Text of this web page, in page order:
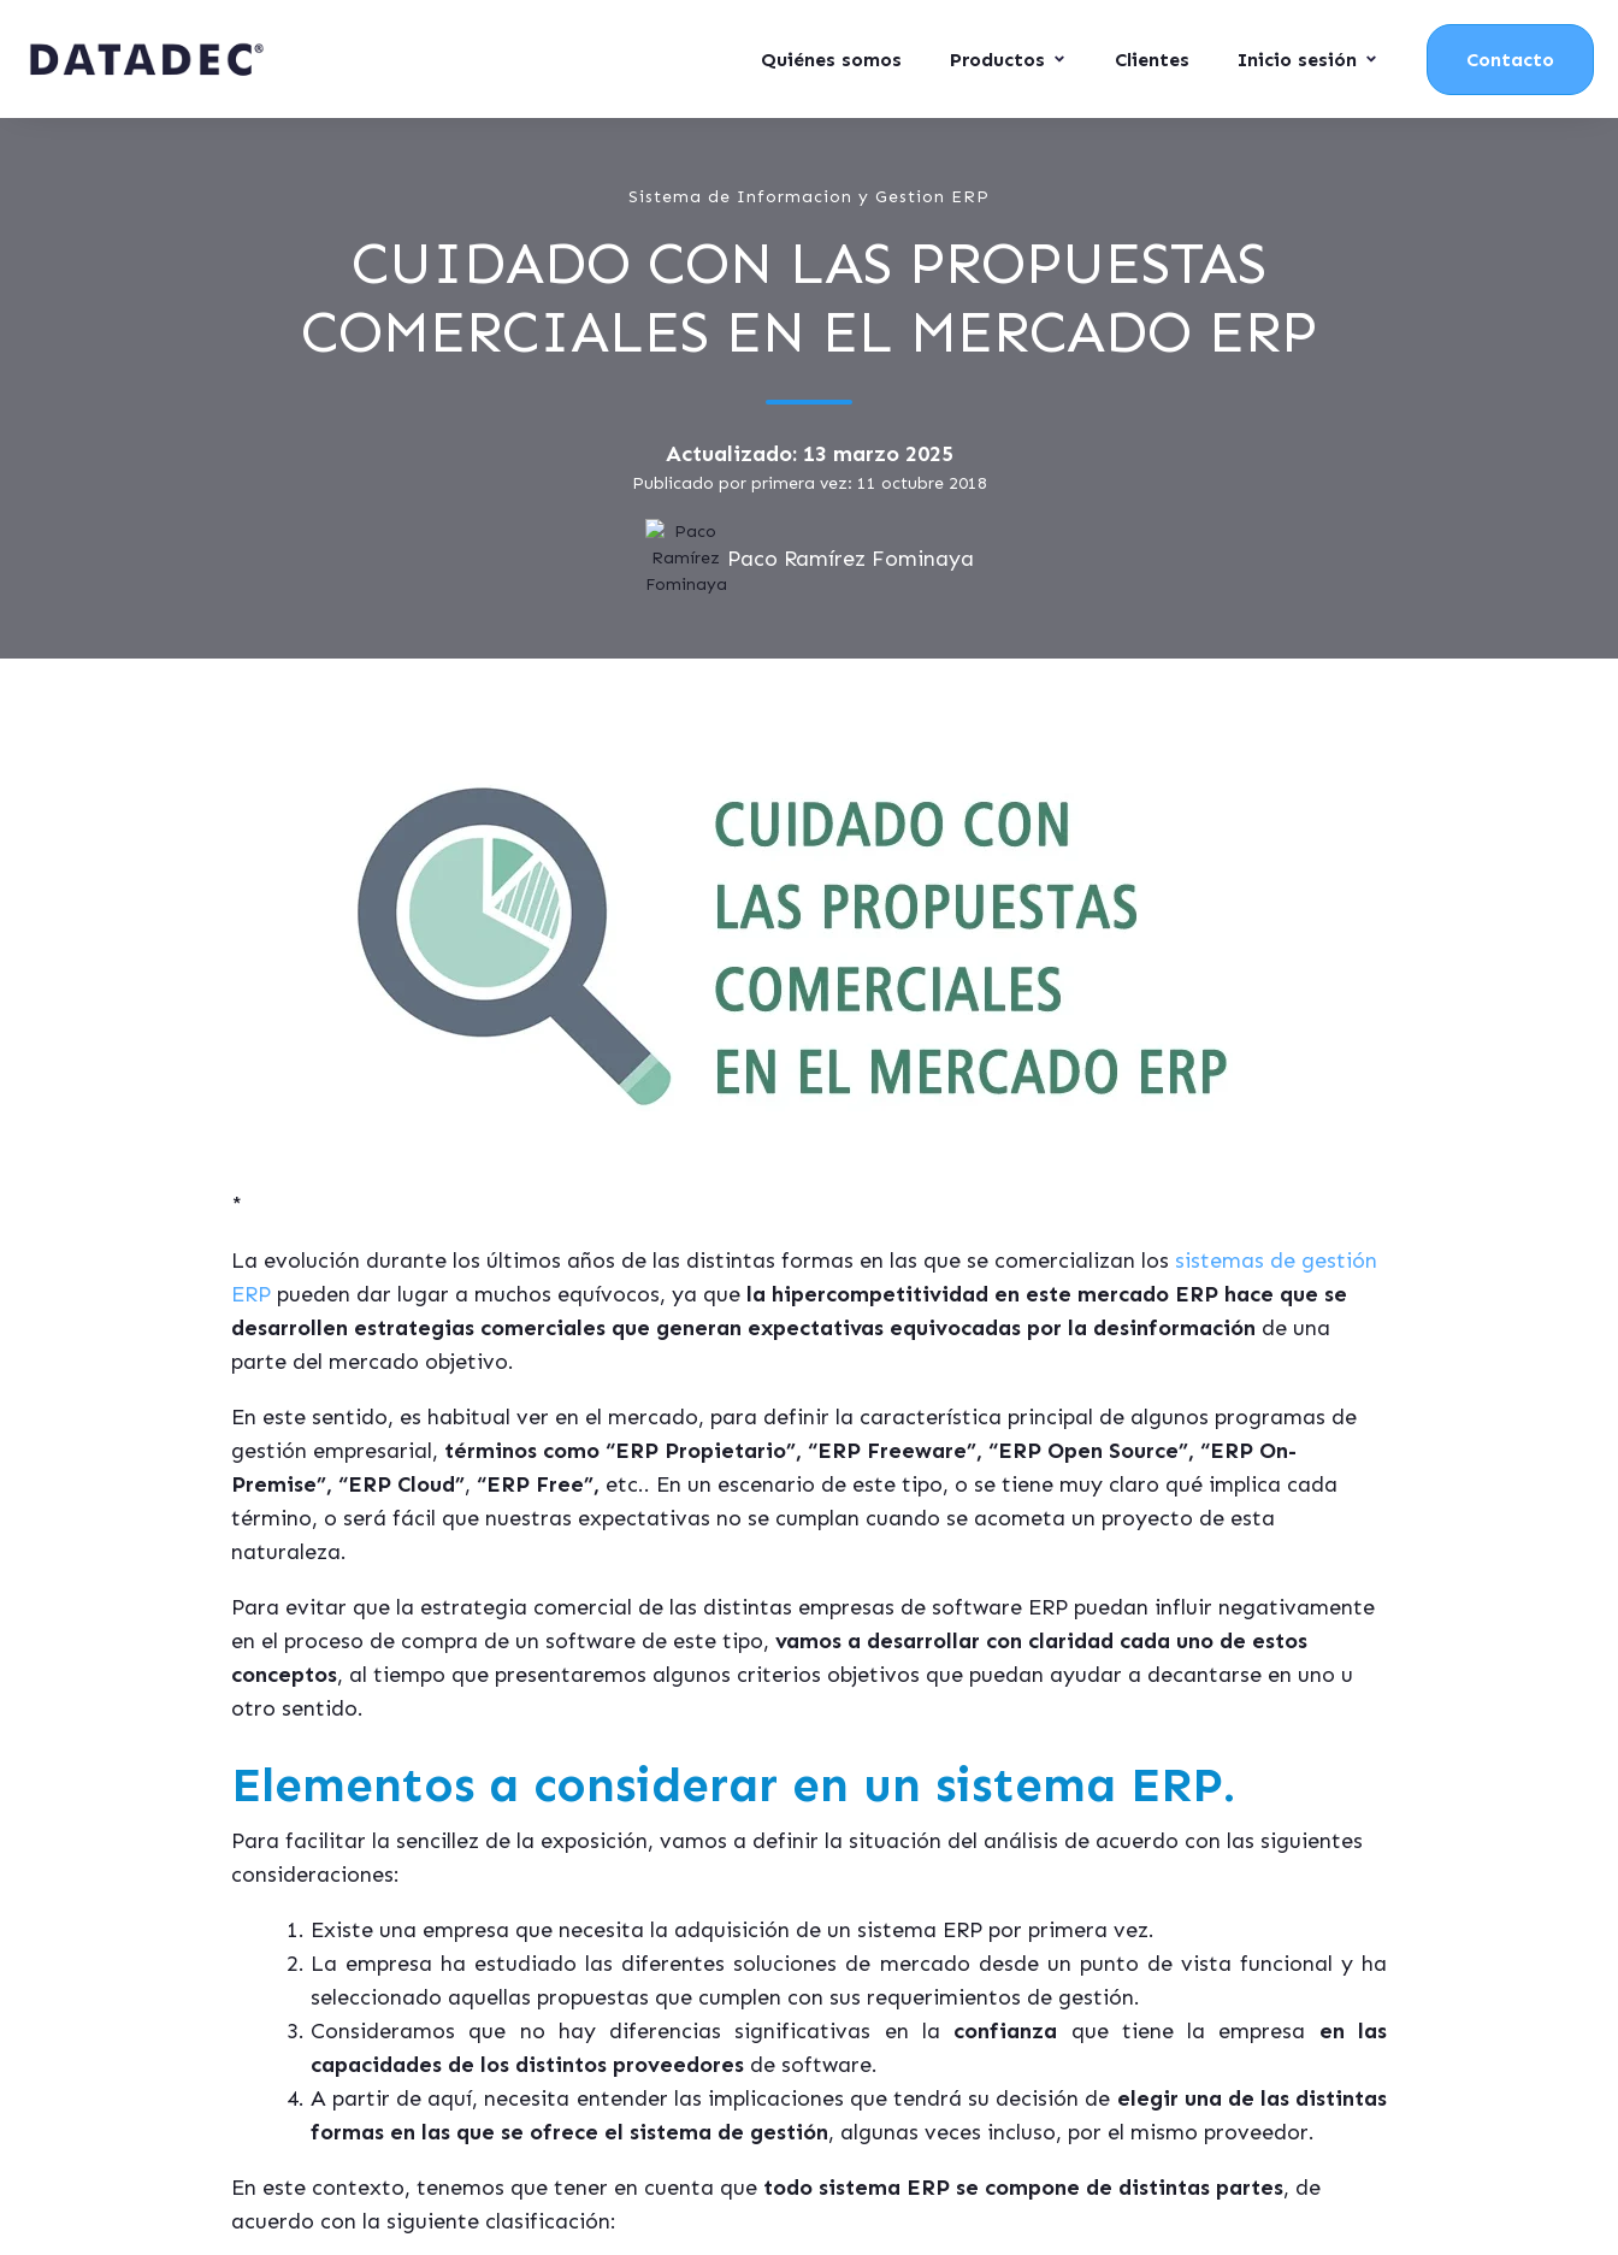
Quiénes somos Productos Clientes Inicio sesión Contacto
Sistema de Informacion y Gestion ERP
CUIDADO CON LAS PROPUESTAS
COMERCIALES EN EL MERCADO ERP
Actualizado: 13 marzo 2025
Publicado por primera vez: 11 octubre 2018
Paco Ramírez Fominaya
*
La evolución durante los últimos años de las distintas formas en las que se comercializan los sistemas de gestión
ERP pueden dar lugar a muchos equívocos, ya que la hipercompetitividad en este mercado ERP hace que se
desarrollen estrategias comerciales que generan expectativas equivocadas por la desinformación de una
parte del mercado objetivo.
En este sentido, es habitual ver en el mercado, para definir la característica principal de algunos programas de
gestión empresarial, términos como “ERP Propietario”, “ERP Freeware”, “ERP Open Source”, “ERP On-
Premise”, “ERP Cloud”, “ERP Free”, etc.. En un escenario de este tipo, o se tiene muy claro qué implica cada
término, o será fácil que nuestras expectativas no se cumplan cuando se acometa un proyecto de esta
naturaleza.
Para evitar que la estrategia comercial de las distintas empresas de software ERP puedan influir negativamente
en el proceso de compra de un software de este tipo, vamos a desarrollar con claridad cada uno de estos
conceptos, al tiempo que presentaremos algunos criterios objetivos que puedan ayudar a decantarse en uno u
otro sentido.
Elementos a considerar en un sistema ERP.
Para facilitar la sencillez de la exposición, vamos a definir la situación del análisis de acuerdo con las siguientes
consideraciones:
Existe una empresa que necesita la adquisición de un sistema ERP por primera vez.
La empresa ha estudiado las diferentes soluciones de mercado desde un punto de vista funcional y ha
seleccionado aquellas propuestas que cumplen con sus requerimientos de gestión.
Consideramos que no hay diferencias significativas en la confianza que tiene la empresa en las
capacidades de los distintos proveedores de software.
A partir de aquí, necesita entender las implicaciones que tendrá su decisión de elegir una de las distintas
formas en las que se ofrece el sistema de gestión, algunas veces incluso, por el mismo proveedor.
En este contexto, tenemos que tener en cuenta que todo sistema ERP se compone de distintas partes, de
acuerdo con la siguiente clasificación: